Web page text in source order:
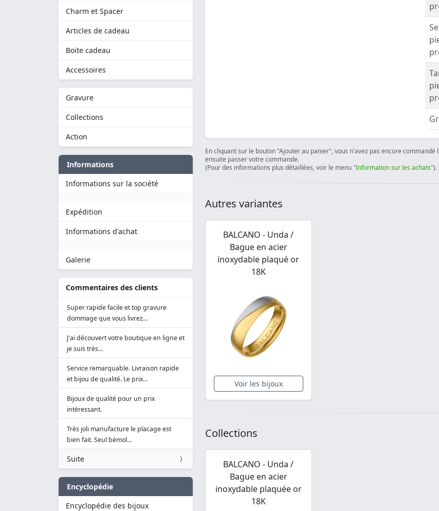
Charm et Spacer
Articles de cadeau
Boite cadeau
Accessoires
Gravure
Collections
Action
Informations
Informations sur la société
Expédition
Informations d'achat
Galerie
Commentaires des clients
Super rapide facile et top gravure
dommage que vous livrez…
J'ai découvert votre boutique en ligne et
je suis très…
Service remarquable. Livraison rapide
et bijou de qualité. Le prix…
Bijoux de qualité pour un prix
intéressant.
Très joli manufacture le placage est
bien fait. Seul bémol…
Suite
Encyclopédie
Encyclopédie des bijoux
En cliquant sur le bouton "Ajouter au panier", vous n'avez pas encore
ensuite passer votre commande.
(Pour des informations plus détaillées, voir le menu "Information sur les achats").
Autres variantes
BALCANO - Unda /
Bague en acier
inoxydable plaqué or
18K
Voir les bijoux
Collections
BALCANO - Unda /
Bague en acier
inoxydable plaquée or
18K